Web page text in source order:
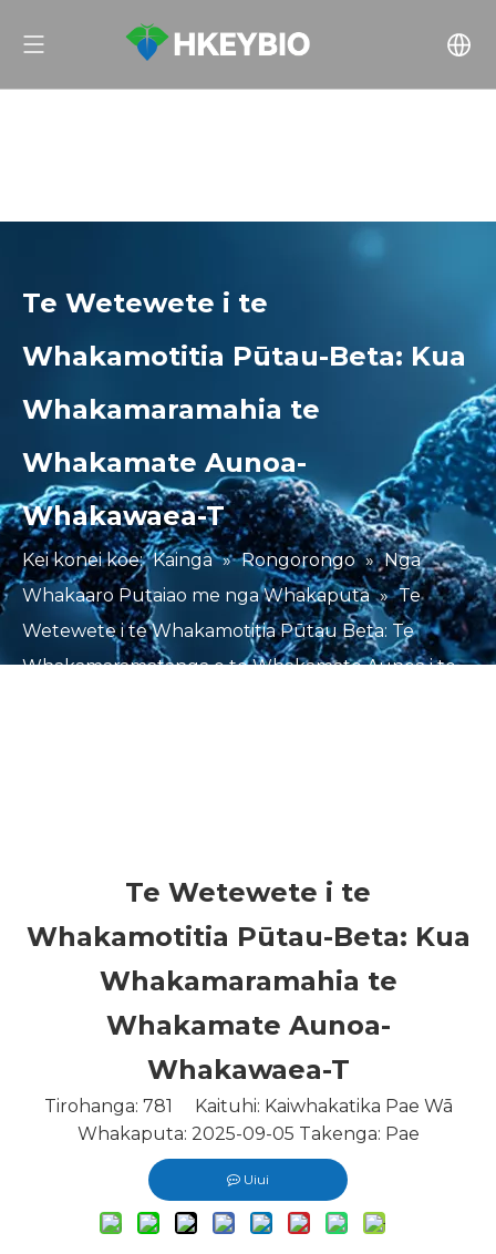
Te Wetewete i te
Whakamotitia Pūtau-Beta: Kua
Whakamaramahia te
Whakamate Aunoa-
Whakawaea-T
Kei konei koe: Kainga » Rongorongo » Nga
Whakaaro Putaiao me nga Whakaputa » Te
Wetewete i te Whakamotitia Pūtau Beta: Te
Whakamaramatanga o te Whakamate Aunoa i te
Te Wetewete i te
Whakamotitia Pūtau-Beta: Kua
Whakamaramahia te
Whakamate Aunoa-
Whakawaea-T
Tirohanga: 781 Kaituhi: Kaiwhakatika Pae Wā
Whakaputa: 2025-09-05 Takenga: Pae
Uiui